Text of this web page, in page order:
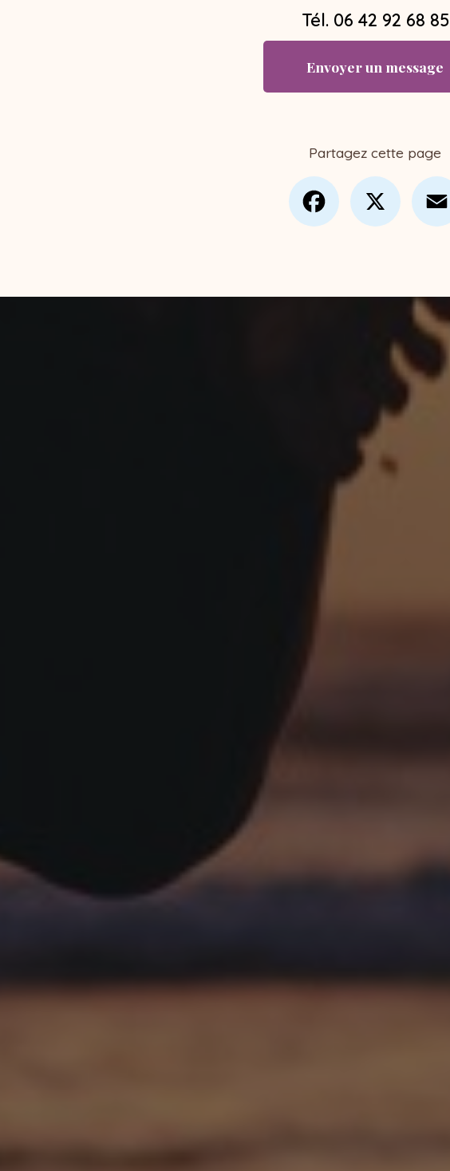
Tél. 06 42 92 68 85
Envoyer un message
Partagez cette page
Facebook